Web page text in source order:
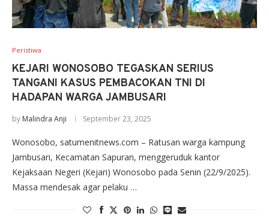
Peristiwa
KEJARI WONOSOBO TEGASKAN SERIUS
TANGANI KASUS PEMBACOKAN TNI DI
HADAPAN WARGA JAMBUSARI
by Malindra Anji September 23, 2025
Wonosobo, satumenitnews.com – Ratusan warga kampung
Jambusari, Kecamatan Sapuran, menggeruduk kantor
Kejaksaan Negeri (Kejari) Wonosobo pada Senin (22/9/2025).
Massa mendesak agar pelaku …